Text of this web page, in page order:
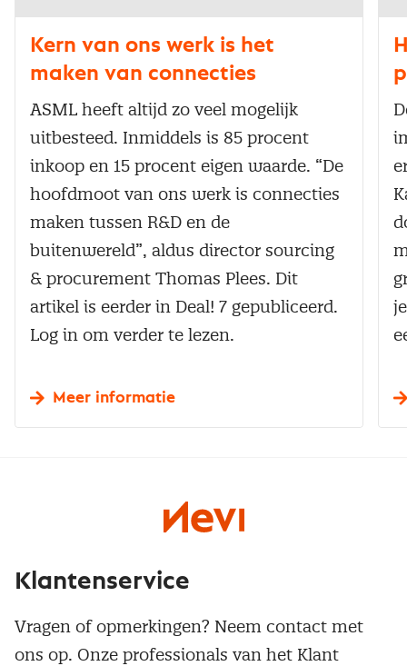
Kern van ons werk is het
maken van connecties
ASML heeft altijd zo veel mogelijk
uitbesteed. Inmiddels is 85 procent
inkoop en 15 procent eigen waarde. “De
hoofdmoot van ons werk is connecties
maken tussen R&D en de
buitenwereld”, aldus director sourcing
& procurement Thomas Plees. Dit
artikel is eerder in Deal! 7 gepubliceerd.
Log in om verder te lezen.
Meer informatie
Klantenservice
Vragen of opmerkingen? Neem contact met
ons op. Onze professionals van het Klant